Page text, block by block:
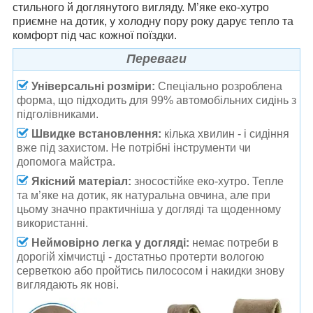
стильного й доглянутого вигляду. М’яке еко-хутро
приємне на дотик, у холодну пору року дарує тепло та
комфорт під час кожної поїздки.
Переваги
Універсальні розміри: Спеціально розроблена
форма, що підходить для 99% автомобільних сидінь з
підголівниками.
Швидке встановлення: кілька хвилин - і сидіння
вже під захистом. Не потрібні інструменти чи
допомога майстра.
Якісний матеріал: зносостійке еко-хутро. Тепле
та м’яке на дотик, як натуральна овчина, але при
цьому значно практичніша у догляді та щоденному
використанні.
Неймовірно легка у догляді: немає потреби в
дорогій хімчистці - достатньо протерти вологою
серветкою або пройтись пилососом і накидки знову
виглядають як нові.